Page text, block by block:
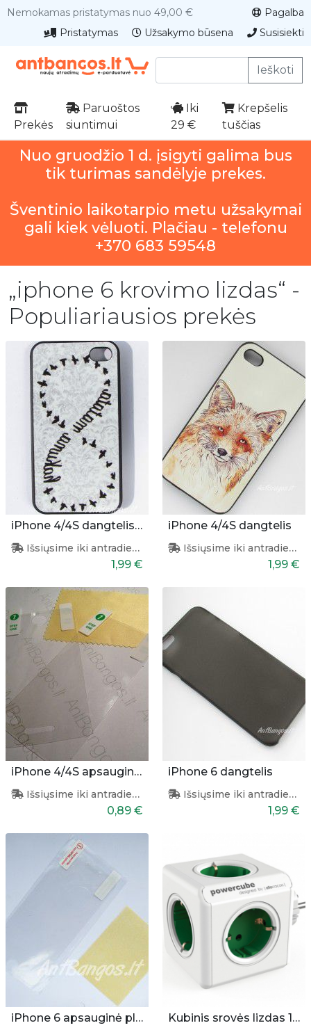
Nemokamas pristatymas nuo 49,00 €
Pagalba
Pristatymas
Užsakymo būsena Susisiekti
Ieškoti
Prekės
Paruoštos
siuntimui
Iki
29 €
Krepšelis
tuščias
Nuo gruodžio 1 d. įsigyti galima bus
tik turimas sandėlyje prekes.
Šventinio laikotarpio metu užsakymai
gali kiek vėluoti. Plačiau - telefonu
+370 683 59548
„iphone 6 krovimo lizdas“ -
Populiariausios prekės
iPhone 4/4S dangtelis "Hakuna Matata"
Išsiųsime iki antradienio
1,99 €
iPhone 4/4S dangtelis
Išsiųsime iki antradienio
1,99 €
iPhone 4/4S apsauginės plėvelės
Išsiųsime iki antradienio
0,89 €
iPhone 6 dangtelis
Išsiųsime iki antradienio
1,99 €
iPhone 6 apsauginė plėvelė Kubinis srovės lizdas 1 į 5